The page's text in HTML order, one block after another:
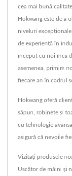
cea mai bună
Hokwang este de a
niveluri
de experiență în
început cu noi încă
asemenea, primim
fiecare an în cadrul
Hokwang oferă
săpun, robinete și
cu tehnologie
asigură că nevoile
Vizitați produsele
Uscător de mâini și